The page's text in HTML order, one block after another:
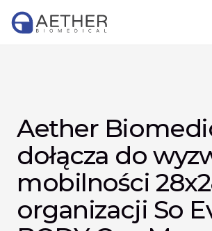
Aether
dołącza do
mobilności
organizacji So